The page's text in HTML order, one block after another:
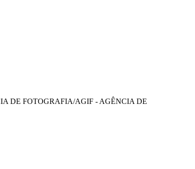
DE FOTOGRAFIA/AGIF - AGÊNCIA DE